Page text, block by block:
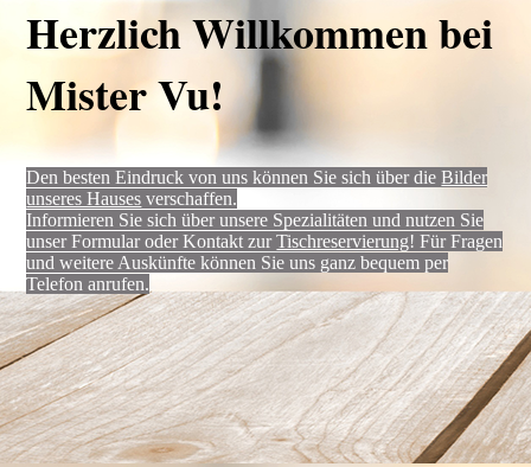
Herzlich Willkommen bei
Mister Vu!
Den besten Eindruck von uns können Sie sich über dieBilder
unseres Hauses verschaffen.
Informieren Sie sich über unsere Spezialitäten und nutzen Sie
unser Formular oder Kontakt zurTischreservierung! Für Fragen
und weitere Auskünfte können Sie uns ganz bequem per
Telefon anrufen.